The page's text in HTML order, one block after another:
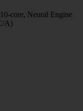
core, Neural Engine
A)